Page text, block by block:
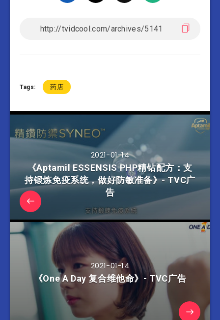
Tags: 药店
2021-01-14
《Aptamil ESSENSIS PHP精钻配方：支
持锻炼免疫系统，做好防敏准备》- TVC广
告
2021-01-14
《One A Day 复合维他命》- TVC广告